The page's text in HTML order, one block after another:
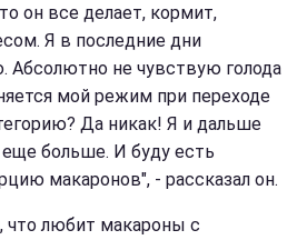
он все делает, кормит,
Я в последние дни
Абсолютно не чувствую голода
мой режим при переходе
Да никак! Я и дальше
больше. И буду есть
макаронов", - рассказал он.
что любит макароны с